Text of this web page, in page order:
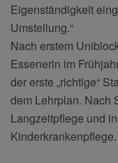
Eigenständigkeit
Umstellung.“
Nach erstem
Essenerin im
der erste „richtige“
dem Lehrplan. Nach
Langzeitpflege und
Kinderkrankenpflege.